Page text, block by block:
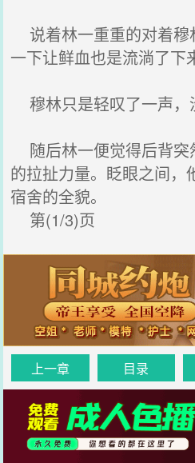
说着林一重重的对着穆
一下让鲜血也是流淌了下
穆林只是轻叹了一声，
随后林一便觉得后背突
的拉扯力量。眨眼之间，
宿舍的全貌。
第(1/3)页
上一章 目录